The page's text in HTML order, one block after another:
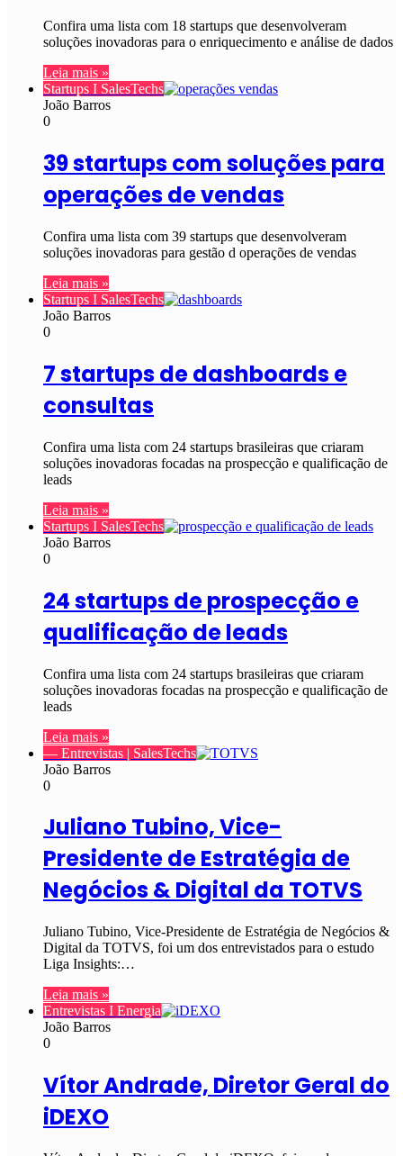
Confira uma lista com 18 startups que desenvolveram
soluções inovadoras para o enriquecimento e análise de dados
Leia mais »
Startups I SalesTechs
João Barros
0
39 startups com soluções para
operações de vendas
Confira uma lista com 39 startups que desenvolveram
soluções inovadoras para gestão d operações de vendas
Leia mais »
Startups I SalesTechs
João Barros
0
7 startups de dashboards e
consultas
Confira uma lista com 24 startups brasileiras que criaram
soluções inovadoras focadas na prospecção e qualificação de
leads
Leia mais »
Startups I SalesTechs
João Barros
0
24 startups de prospecção e
qualificação de leads
Confira uma lista com 24 startups brasileiras que criaram
soluções inovadoras focadas na prospecção e qualificação de
leads
Leia mais »
— Entrevistas | SalesTechs
João Barros
0
Juliano Tubino, Vice-
Presidente de Estratégia de
Negócios & Digital da TOTVS
Juliano Tubino, Vice-Presidente de Estratégia de Negócios &
Digital da TOTVS, foi um dos entrevistados para o estudo
Liga Insights:…
Leia mais »
Entrevistas I Energia
João Barros
0
Vítor Andrade, Diretor Geral do
iDEXO